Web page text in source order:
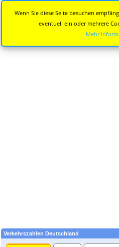
Verkehrszahlen Deutschland
Wenn Sie diese Seite besuchen
eventuell ein oder mehrere
Mehr